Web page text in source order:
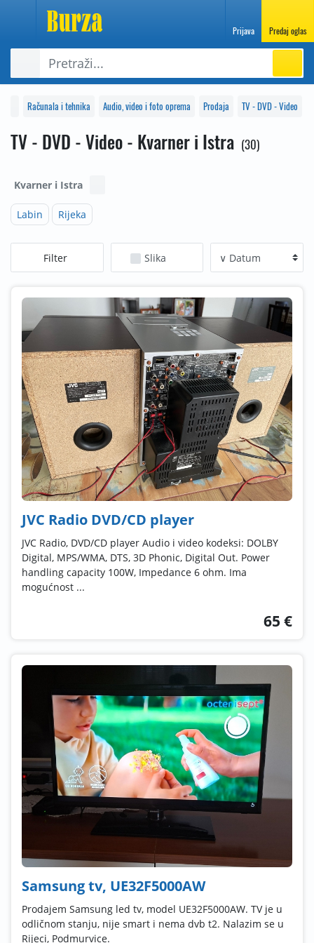
Prijava Predaj oglas
Računala i tehnika Audio, video i foto oprema Prodaja TV - DVD - Video
TV - DVD - Video - Kvarner i Istra 30
Kvarner i Istra
Labin Rijeka
Filter Slika
JVC Radio DVD/CD player
JVC Radio, DVD/CD player Audio i video kodeksi: DOLBY
Digital, MPS/WMA, DTS, 3D Phonic, Digital Out. Power
handling capacity 100W, Impedance 6 ohm. Ima
mogućnost ...
65 €
Samsung tv, UE32F5000AW
Prodajem Samsung led tv, model UE32F5000AW. TV je u
odličnom stanju, nije smart i nema dvb t2. Nalazim se u
Rijeci, Podmurvice.